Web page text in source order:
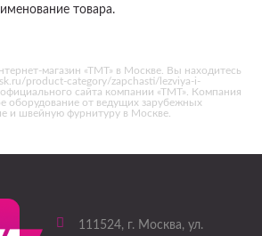
товара.
магазин «ТМТ» в Москве. Вы находитесь
product-category/zapchasti/lezviya-i-
сайта компании «ТМТ». Компания
оборудование от ведущих зарубежных
и швейную фурнитуру в Москве.
111524, г. Москва, ул.